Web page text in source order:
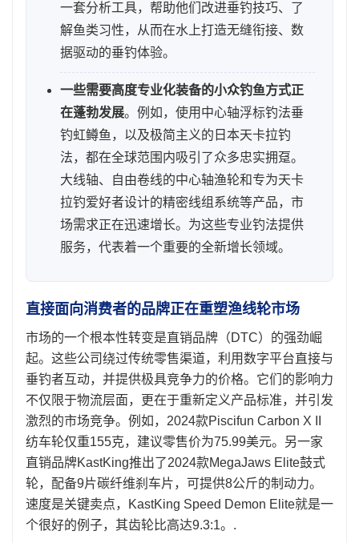
一套分析工具，帮助他们改进垂钓技巧、了
解鱼类习性，从而在水上打造无缝衔接、数
据驱动的垂钓体验。
一些需要高度专业化装备的小众钓鱼方式正
在蓬勃发展。例如，使用中心轴浮标钓法垂
钓虹鳟鱼，以及极简主义的日本天卡拉钓
法，都在全球范围内吸引了众多忠实拥趸。
大线轴、自由卷线的中心轴渔轮和专为天卡
拉钓爱好者设计的精密线组系统等产品，市
场需求正在迅速增长。为这些专业钓法提供
服务，代表着一个重要的全新增长领域。
直接面向消费者的品牌正在重塑渔线轮市场
市场的一个根本性转变是直销品牌（DTC）的强劲崛
起。这些公司绕过传统零售渠道，利用数字平台直接与
垂钓者互动，并提供极具竞争力的价格。它们的影响力
不仅限于物流层面，更在于重新定义产品标准，并引发
激烈的市场竞争。例如，2024款Piscifun Carbon X II
纺车轮仅重155克，建议零售价为75.99美元。另一家
直销品牌KastKing推出了2024款MegaJaws Elite鼓式
轮，配备9片碳纤维刹车片，可提供8公斤的制动力。
速度是关键卖点，KastKing Speed Demon Elite就是一
个很好的例子，其齿轮比高达9.3:1。.